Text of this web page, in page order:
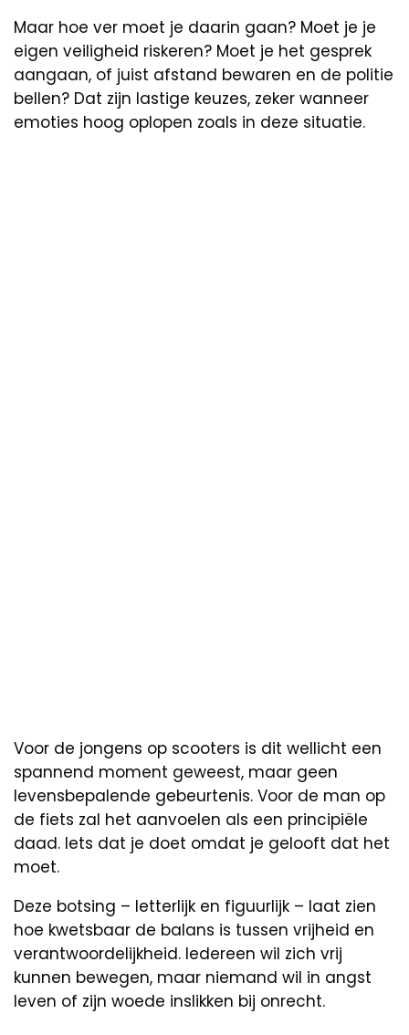
Maar hoe ver moet je daarin gaan? Moet je je
eigen veiligheid riskeren? Moet je het gesprek
aangaan, of juist afstand bewaren en de politie
bellen? Dat zijn lastige keuzes, zeker wanneer
emoties hoog oplopen zoals in deze situatie.
Voor de jongens op scooters is dit wellicht een
spannend moment geweest, maar geen
levensbepalende gebeurtenis. Voor de man op
de fiets zal het aanvoelen als een principiële
daad. Iets dat je doet omdat je gelooft dat het
moet.
Deze botsing – letterlijk en figuurlijk – laat zien
hoe kwetsbaar de balans is tussen vrijheid en
verantwoordelijkheid. Iedereen wil zich vrij
kunnen bewegen, maar niemand wil in angst
leven of zijn woede inslikken bij onrecht.